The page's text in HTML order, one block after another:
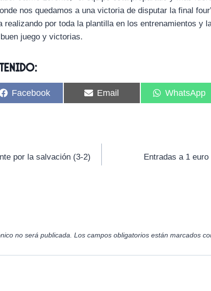
nos quedamos a una victoria de disputar la final
realizando por toda la plantilla en los entrenamientos y
juego y victorias.
C
o
r
Facebook
C
o
Email
C
o
i
r
WhatsApp
por la salvación (3-2)
Entradas a 1
no será publicada. Los campos obligatorios están marcados